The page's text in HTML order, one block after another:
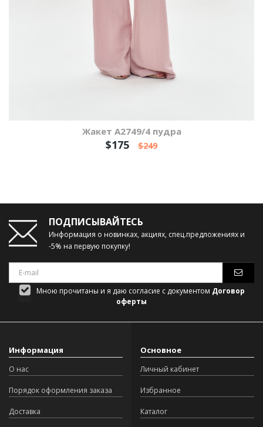
Жакет А2749/4 пудра
$175 $249
ПОДПИСЫВАЙТЕСЬ
Информация о новинках, акциях, спец.предложениях и
-5% на первую покупку!
Мною прочитаны и я даю согласие с документом Договор
оферты
Информация
О нас
Порядок оформления заказа
Доставка
Основное
Личный кабинет
Избранное
Каталог